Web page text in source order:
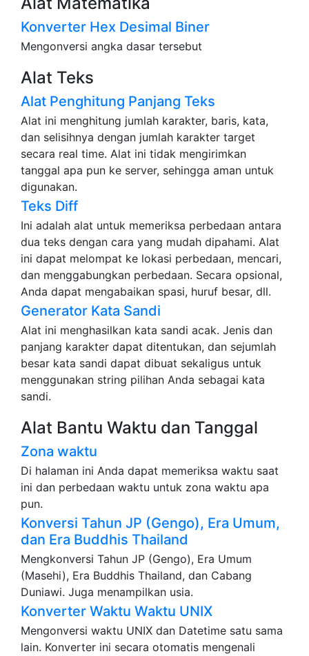
Konverter Hex Desimal Biner
Mengonversi angka dasar tersebut
Alat Teks
Alat Penghitung Panjang Teks
Alat ini menghitung jumlah karakter, baris, kata,
dan selisihnya dengan jumlah karakter target
secara real time. Alat ini tidak mengirimkan
tanggal apa pun ke server, sehingga aman untuk
digunakan.
Teks Diff
Ini adalah alat untuk memeriksa perbedaan antara
dua teks dengan cara yang mudah dipahami. Alat
ini dapat melompat ke lokasi perbedaan, mencari,
dan menggabungkan perbedaan. Secara opsional,
Anda dapat mengabaikan spasi, huruf besar, dll.
Generator Kata Sandi
Alat ini menghasilkan kata sandi acak. Jenis dan
panjang karakter dapat ditentukan, dan sejumlah
besar kata sandi dapat dibuat sekaligus untuk
menggunakan string pilihan Anda sebagai kata
sandi.
Alat Bantu Waktu dan Tanggal
Zona waktu
Di halaman ini Anda dapat memeriksa waktu saat
ini dan perbedaan waktu untuk zona waktu apa
pun.
Konversi Tahun JP (Gengo), Era Umum,
dan Era Buddhis Thailand
Mengkonversi Tahun JP (Gengo), Era Umum
(Masehi), Era Buddhis Thailand, dan Cabang
Duniawi. Juga menampilkan usia.
Konverter Waktu Waktu UNIX
Mengonversi waktu UNIX dan Datetime satu sama
lain. Konverter ini secara otomatis mengenali